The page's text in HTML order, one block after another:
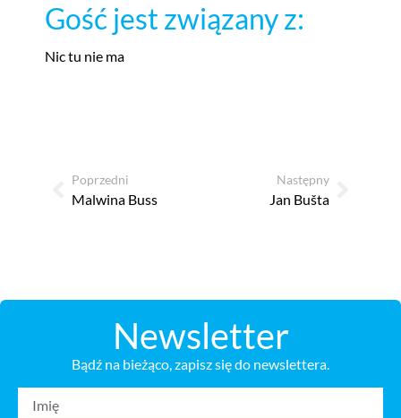
Gość jest związany z:
Nic tu nie ma
Poprzedni
Malwina Buss
Następny
Jan Bušta
Newsletter
Bądź na bieżąco, zapisz się do newslettera.